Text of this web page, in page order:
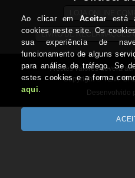
LIVRO DE RECLAMAÇÕES
A estes valores deverá
Copyright ©
Desenvolvido